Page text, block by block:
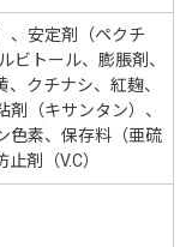
、安定剤（ペクチ
ビトール、膨脹剤、
クチナシ、紅麹、
（キサンタン）、
色素、保存料（亜硫
剤（V.C）